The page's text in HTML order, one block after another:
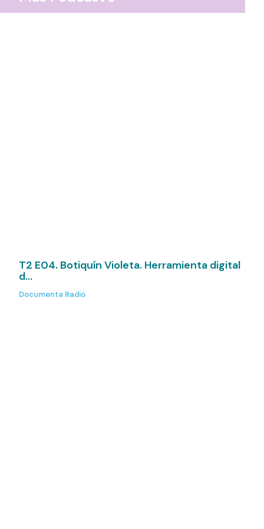
T2 E04. Botiquín Violeta. Herramienta digital
d...
Documenta Radio